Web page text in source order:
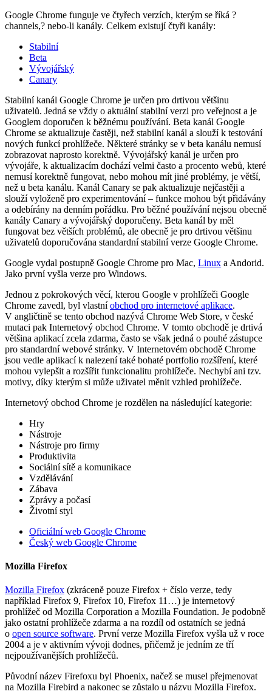
Google Chrome funguje ve čtyřech verzích, kterým se říká ?
channels,? nebo-li kanály. Celkem existují čtyři kanály:
Stabilní
Beta
Vývojářský
Canary
Stabilní kanál Google Chrome je určen pro drtivou většinu
uživatelů. Jedná se vždy o aktuální stabilní verzi pro veřejnost a je
Googlem doporučen k běžnému používání. Beta kanál Google
Chrome se aktualizuje častěji, než stabilní kanál a slouží k testování
nových funkcí prohlížeče. Některé stránky se v beta kanálu nemusí
zobrazovat naprosto korektně. Vývojářský kanál je určen pro
vývojáře, k aktualizacím dochází velmi často a procento webů, které
nemusí korektně fungovat, nebo mohou mít jiné problémy, je větší,
než u beta kanálu. Kanál Canary se pak aktualizuje nejčastěji a
slouží vyloženě pro experimentování – funkce mohou být přidávány
a odebírány na denním pořádku. Pro běžné používání nejsou obecně
kanály Canary a vývojářský doporučeny. Beta kanál by měl
fungovat bez větších problémů, ale obecně je pro drtivou většinu
uživatelů doporučována standardní stabilní verze Google Chrome.
Google vydal postupně Google Chrome pro Mac, Linux a Andorid.
Jako první vyšla verze pro Windows.
Jednou z pokrokových věcí, kterou Google v prohlížeči Google
Chrome zavedl, byl vlastníobchod pro internetové aplikace.
V angličtině se tento obchod nazývá Chrome Web Store, v české
mutaci pak Internetový obchod Chrome. V tomto obchodě je drtivá
většina aplikací zcela zdarma, často se však jedná o pouhé zástupce
pro standardní webové stránky. V Internetovém obchodě Chrome
jsou vedle aplikací k nalezení také bohaté portfolio rozšíření, které
mohou vylepšit a rozšířit funkcionalitu prohlížeče. Nechybí ani tzv.
motivy, díky kterým si může uživatel měnit vzhled prohlížeče.
Internetový obchod Chrome je rozdělen na následující kategorie:
Hry
Nástroje
Nástroje pro firmy
Produktivita
Sociální sítě a komunikace
Vzdělávání
Zábava
Zprávy a počasí
Životní styl
Oficiální web Google Chrome
Český web Google Chrome
Mozilla Firefox
Mozilla Firefox (zkráceně pouze Firefox + číslo verze, tedy
například Firefox 9, Firefox 10, Firefox 11…) je internetový
prohlížeč od Mozilla Corporation a Mozilla Foundation. Je podobně
jako ostatní prohlížeče zdarma a na rozdíl od ostatních se jedná
o open source software. První verze Mozilla Firefox vyšla už v roce
2004 a je v aktivním vývoji dodnes, přičemž je jedním ze tří
nejpoužívanějších prohlížečů.
Původní název Firefoxu byl Phoenix, načež se musel přejmenovat
na Mozilla Firebird a nakonec se zůstalo u názvu Mozilla Firefox.